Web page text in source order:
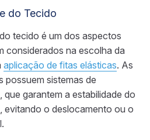
do Tecido
tecido é um dos aspectos
considerados na escolha da
aplicação de fitas elásticas. As
possuem sistemas de
garantem a estabilidade do
evitando o deslocamento ou o